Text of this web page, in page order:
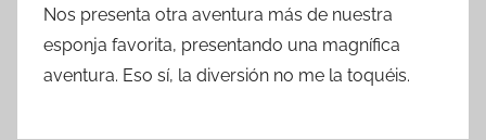
Nos presenta otra aventura más de nuestra
esponja favorita, presentando una magnífica
aventura. Eso sí, la diversión no me la toquéis.